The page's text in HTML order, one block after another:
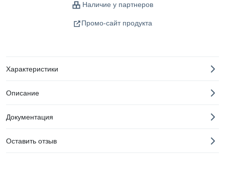
Наличие у партнеров
Промо-сайт продукта
Характеристики
Описание
Документация
Оставить отзыв